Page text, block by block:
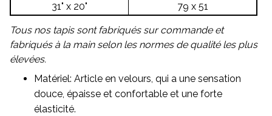
31" x 20"
79 x 51
Tous nos tapis sont fabriqués sur commande et
fabriqués à la main selon les normes de qualité les plus
élevées.
Matériel: Article en velours, qui a une sensation
douce, épaisse et confortable et une forte
élasticité.